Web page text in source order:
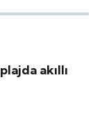
akıllı